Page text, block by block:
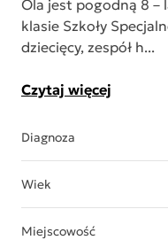
Ola jest pogodną 8 –
klasie Szkoły
dziecięcy, zespół h...
Czytaj więcej
Diagnoza
Wiek
Miejscowość